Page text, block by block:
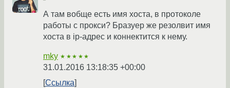
А там вобще есть имя хоста, в протоколе
работы с прокси? Бразуер же резолвит имя
хоста в ip-адрес и коннектится к нему.
mky ★★★★★
31.01.2016 13:18:35 +00:00
Ссылка